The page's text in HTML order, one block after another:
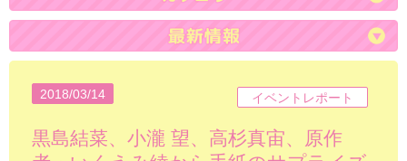
イベントレポート
2018/03/14
黒島結菜、小瀧 望、高杉真宙、原作